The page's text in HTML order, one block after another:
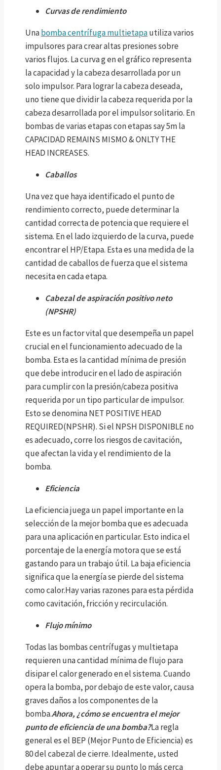
Curvas de rendimiento
Unabomba centrífuga multietapautiliza varios
impulsores para crear altas presiones sobre
varios flujos. La curva g en el gráfico representa
la capacidad y la cabeza desarrollada por un
solo impulsor. Para lograr la cabeza deseada,
uno tiene que dividir la cabeza requerida por la
cabeza desarrollada por el impulsor solitario. En
bombas de varias etapas con etapas say 5m la
CAPACIDAD REMAINS MISMO & ONLTY THE
HEAD INCREASES.
Caballos
Una vez que haya identificado el punto de
rendimiento correcto, puede determinar la
cantidad correcta de potencia que requiere el
sistema. En el lado izquierdo de la curva, puede
encontrar el HP/Etapa. Esta es una medida de la
cantidad de caballos de fuerza que el sistema
necesita en cada etapa.
Cabezal de aspiración positivo neto
(NPSHR)
Este es un factor vital que desempeña un papel
crucial en el funcionamiento adecuado de la
bomba. Esta es la cantidad mínima de presión
que debe introducir en el lado de aspiración
para cumplir con la presión/cabeza positiva
requerida por un tipo particular de impulsor.
Esto se denomina NET POSITIVE HEAD
REQUIRED(NPSHR). Si el NPSH DISPONIBLE no
es adecuado, corre los riesgos de cavitación,
que afectan la vida y el rendimiento de la
bomba.
Eficiencia
La eficiencia juega un papel importante en la
selección de la mejor bomba que es adecuada
para una aplicación en particular. Esto indica el
porcentaje de la energía motora que se está
gastando para un trabajo útil. La baja eficiencia
significa que la energía se pierde del sistema
como calor.Hay varias razones para esta pérdida
como cavitación, fricción y recirculación.
Flujo mínimo
Todas las bombas centrífugas y multietapa
requieren una cantidad mínima de flujo para
disipar el calor generado en el sistema. Cuando
opera la bomba, por debajo de este valor, causa
graves daños a los componentes de la
bomba.Ahora, ¿cómo se encuentra el mejor
punto de eficiencia de una bomba?La regla
general es el BEP (Mejor Punto de Eficiencia) es
80 del cabezal de cierre. Idealmente, usted
debe apuntar a operar su punto lo más cerca